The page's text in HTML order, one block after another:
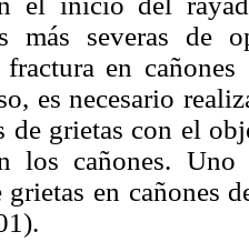
más severas de
fractura en
es necesario
de grietas con el
los cañones.
grietas en cañones